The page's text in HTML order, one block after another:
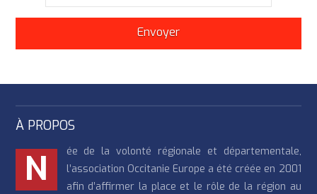
À PROPOS
N
ée de la volonté régionale et départementale,
l’association Occitanie Europe a été créée en 2001
afin d’affirmer la place et le rôle de la région au